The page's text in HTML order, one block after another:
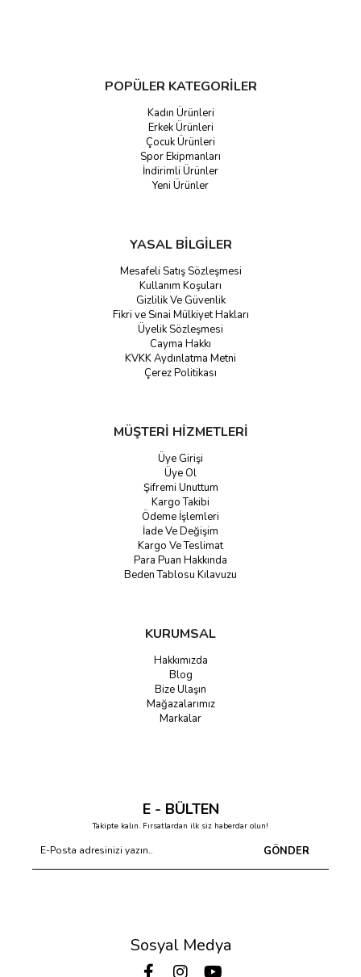
POPÜLER KATEGORİLER
Kadın Ürünleri
Erkek Ürünleri
Çocuk Ürünleri
Spor Ekipmanları
İndirimli Ürünler
Yeni Ürünler
YASAL BİLGİLER
Mesafeli Satış Sözleşmesi
Kullanım Koşuları
Gizlilik Ve Güvenlik
Fikri ve Sınai Mülkiyet Hakları
Üyelik Sözleşmesi
Cayma Hakkı
KVKK Aydınlatma Metni
Çerez Politikası
MÜŞTERİ HİZMETLERİ
Üye Girişi
Üye Ol
Şifremi Unuttum
Kargo Takibi
Ödeme İşlemleri
İade Ve Değişim
Kargo Ve Teslimat
Para Puan Hakkında
Beden Tablosu Kılavuzu
KURUMSAL
Hakkımızda
Blog
Bize Ulaşın
Mağazalarımız
Markalar
E - BÜLTEN
Takipte kalın. Fırsatlardan ilk siz haberdar olun!
GÖNDER
Sosyal Medya